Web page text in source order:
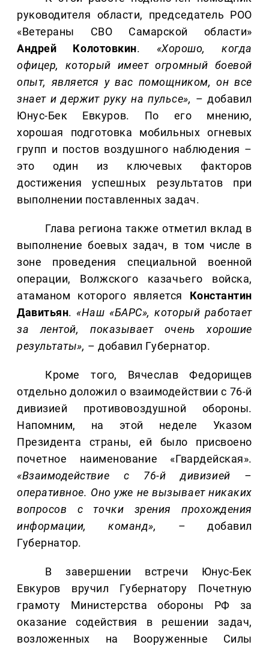
руководителя области, председатель РОО
«Ветераны СВО Самарской области»
Андрей Колотовкин. «Хорошо, когда
офицер, который имеет огромный боевой
опыт, является у вас помощником, он все
знает и держит руку на пульсе», – добавил
Юнус-Бек Евкуров. По его мнению,
хорошая подготовка мобильных огневых
групп и постов воздушного наблюдения –
это один из ключевых факторов
достижения успешных результатов при
выполнении поставленных задач.
Глава региона также отметил вклад в
выполнение боевых задач, в том числе в
зоне проведения специальной военной
операции, Волжского казачьего войска,
атаманом которого является Константин
Давитьян.«Наш «БАРС», который работает
за лентой, показывает очень хорошие
результаты», – добавил Губернатор.
Кроме того, Вячеслав Федорищев
отдельно доложил о взаимодействии с 76-й
дивизией противовоздушной обороны.
Напомним, на этой неделе Указом
Президента страны, ей было присвоено
почетное наименование «Гвардейская».
«Взаимодействие с 76-й дивизией –
оперативное. Оно уже не вызывает никаких
вопросов с точки зрения прохождения
информации, команд»,
– добавил
Губернатор.
В завершении встречи Юнус-Бек
Евкуров вручил Губернатору Почетную
грамоту Министерства обороны РФ за
оказание содействия в решении задач,
возложенных на Вооруженные Силы